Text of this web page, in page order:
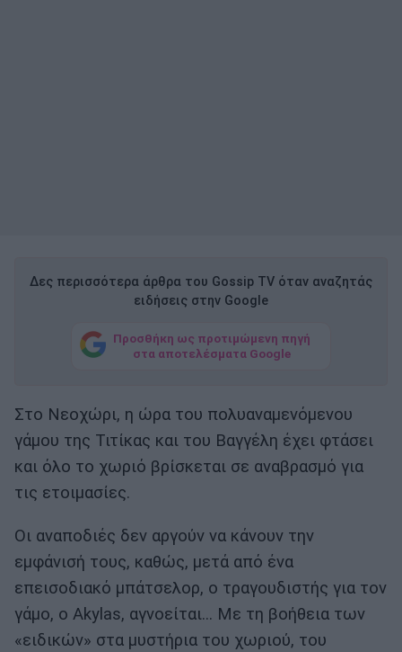
Δες περισσότερα άρθρα του Gossip TV όταν αναζητάς
ειδήσεις στην Google
Προσθήκη ως προτιμώμενη πηγή
στα αποτελέσματα Google
Στο Νεοχώρι, η ώρα του πολυαναμενόμενου
γάμου της Τιτίκας και του Βαγγέλη έχει φτάσει
και όλο το χωριό βρίσκεται σε αναβρασμό για
τις ετοιμασίες.
Οι αναποδιές δεν αργούν να κάνουν την
εμφάνισή τους, καθώς, μετά από ένα
επεισοδιακό μπάτσελορ, ο τραγουδιστής για τον
γάμο, ο Akylas, αγνοείται… Με τη βοήθεια των
«ειδικών» στα μυστήρια του χωριού, του